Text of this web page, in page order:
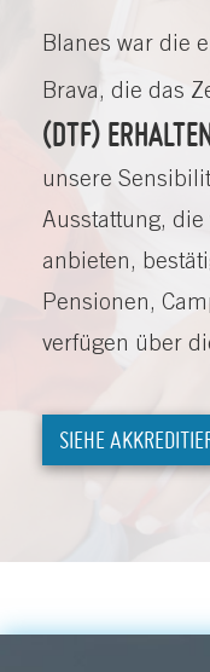
Blanes war die
Brava, die das
(DTF)
unsere
Ausstattung,
anbieten,
Pensionen,
verfügen über
SIEHE